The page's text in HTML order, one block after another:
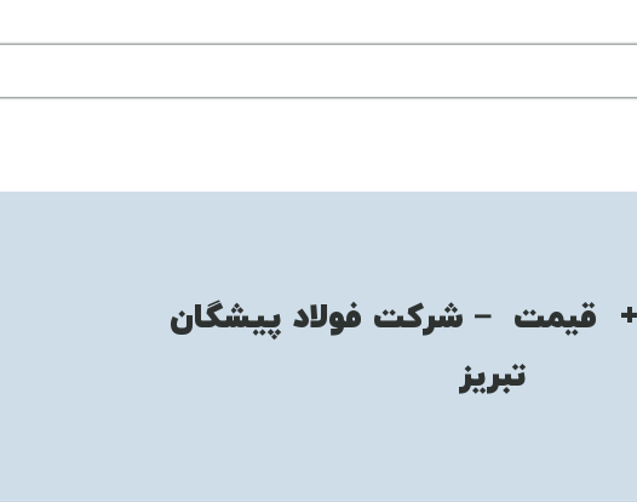
قیمت – شرکت فولاد پیشگان
تبریز